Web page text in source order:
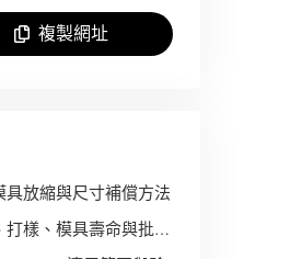
複製網址
放縮與尺寸補償方法
精密鑄造模具費用怎麼算？開模、打樣、模具壽命與批量成本